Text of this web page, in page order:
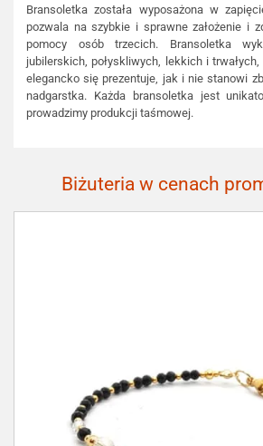
Bransoletka została wyposażona w
pozwala na szybkie i sprawne założenie i
pomocy osób trzecich. Bransoletka
jubilerskich, połyskliwych, lekkich i
elegancko się prezentuje, jak i nie stanowi
nadgarstka. Każda bransoletka jest
prowadzimy produkcji taśmowej.
Biżuteria w cenach